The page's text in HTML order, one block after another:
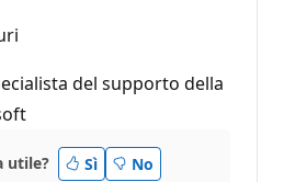
del supporto della
utile? Sì No